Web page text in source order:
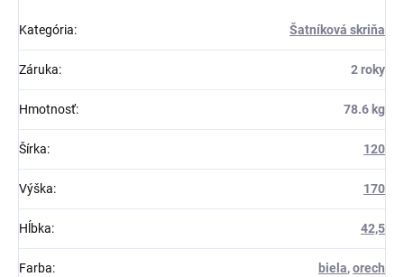
Kategória: Šatníková skriňa
Záruka: 2 roky
Hmotnosť: 78.6 kg
Šírka: 120
Výška: 170
Hĺbka: 42,5
Farba: biela,orech